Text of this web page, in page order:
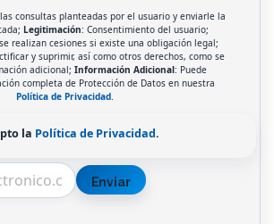
consultas planteadas por el usuario y enviarle la
Legitimación: Consentimiento del usuario;
realizan cesiones si existe una obligación legal;
y suprimir, así como otros derechos, como se
adicional;Información Adicional: Puede
completa de Protección de Datos en nuestra
Política de Privacidad.
la Política de Privacidad.
Enviar